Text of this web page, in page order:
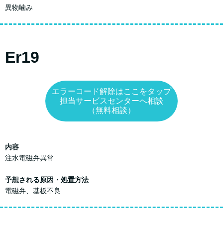
異物噛み
Er19
エラーコード解除はここをタップ
担当サービスセンターへ相談
（無料相談）
内容
注水電磁弁異常
予想される原因・処置方法
電磁弁、基板不良